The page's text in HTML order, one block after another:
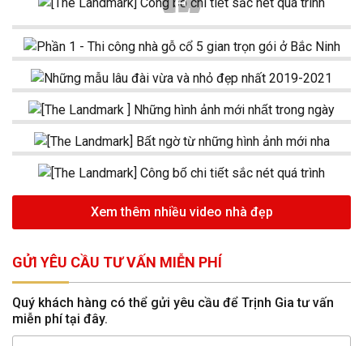
Xem thêm nhiều video nhà đẹp
GỬI YÊU CẦU TƯ VẤN MIỄN PHÍ
Quý khách hàng có thể gửi yêu cầu để Trịnh Gia tư vấn
miễn phí tại đây.